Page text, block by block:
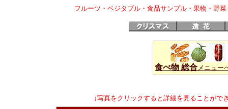
フルーツ・ベジタブル・食品サンプル・果物・野
食べ物 総合メニュー
↓写真をクリックすると詳細を見ることがで